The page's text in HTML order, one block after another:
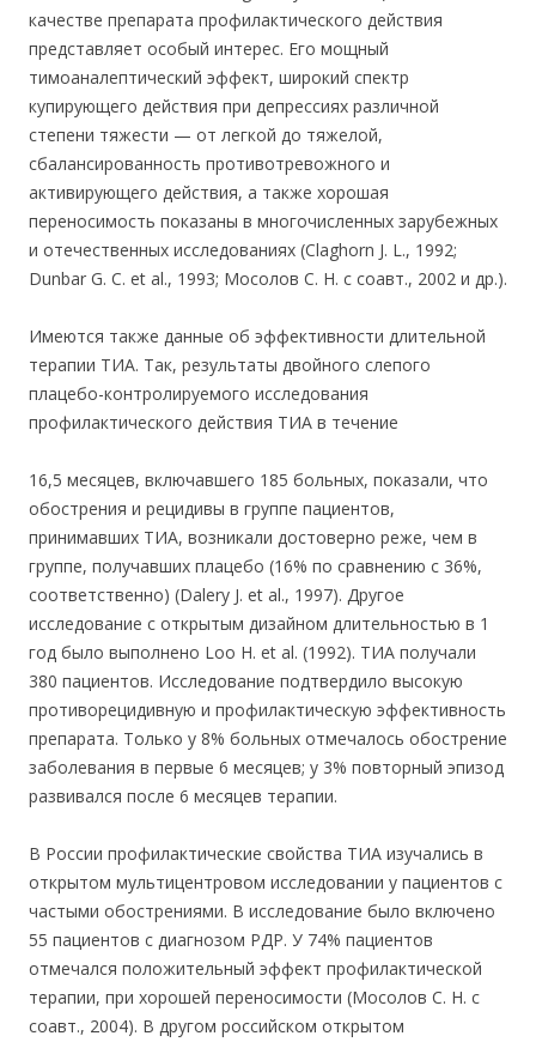
качестве препарата профилактического действия
представляет особый интерес. Его мощный
тимоаналептический эффект, широкий спектр
купирующего действия при депрессиях различной
степени тяжести — от легкой до тяжелой,
сбалансированность противотревожного и
активирующего действия, а также хорошая
переносимость показаны в многочисленных зарубежных
и отечественных исследованиях (Claghorn J. L., 1992;
Dunbar G. С. et al., 1993; Мосолов С. Н. с соавт., 2002 и др.).
Имеются также данные об эффективности длительной
терапии ТИА. Так, результаты двойного слепого
плацебо-контролируемого исследования
профилактического действия ТИА в течение
16,5 месяцев, включавшего 185 больных, показали, что
обострения и рецидивы в группе пациентов,
принимавших ТИА, возникали достоверно реже, чем в
группе, получавших плацебо (16% по сравнению с 36%,
соответственно) (Dalery J. et al., 1997). Другое
исследование с открытым дизайном длительностью в 1
год было выполнено Loo Н. et al. (1992). ТИА получали
380 пациентов. Исследование подтвердило высокую
противорецидивную и профилактическую эффективность
препарата. Только у 8% больных отмечалось обострение
заболевания в первые 6 месяцев; у 3% повторный эпизод
развивался после 6 месяцев терапии.
В России профилактические свойства ТИА изучались в
открытом мультицентровом исследовании у пациентов с
частыми обострениями. В исследование было включено
55 пациентов с диагнозом РДР. У 74% пациентов
отмечался положительный эффект профилактической
терапии, при хорошей переносимости (Мосолов С. Н. с
соавт., 2004). В другом российском открытом